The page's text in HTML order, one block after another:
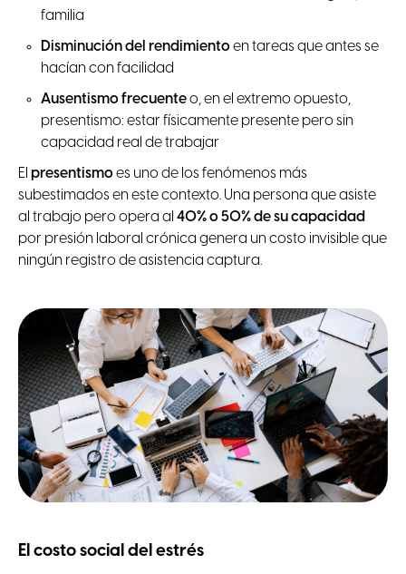
familia
Disminución del rendimientoen tareas que antes se
hacían con facilidad
Ausentismo frecuenteo, en el extremo opuesto,
presentismo: estar físicamente presente pero sin
capacidad real de trabajar
El presentismoes uno de los fenómenos más
subestimados en este contexto. Una persona que asiste
al trabajo pero opera al 40% o 50% de su capacidad
por presión laboral crónica genera un costo invisible que
ningún registro de asistencia captura.
El costo social del estrés